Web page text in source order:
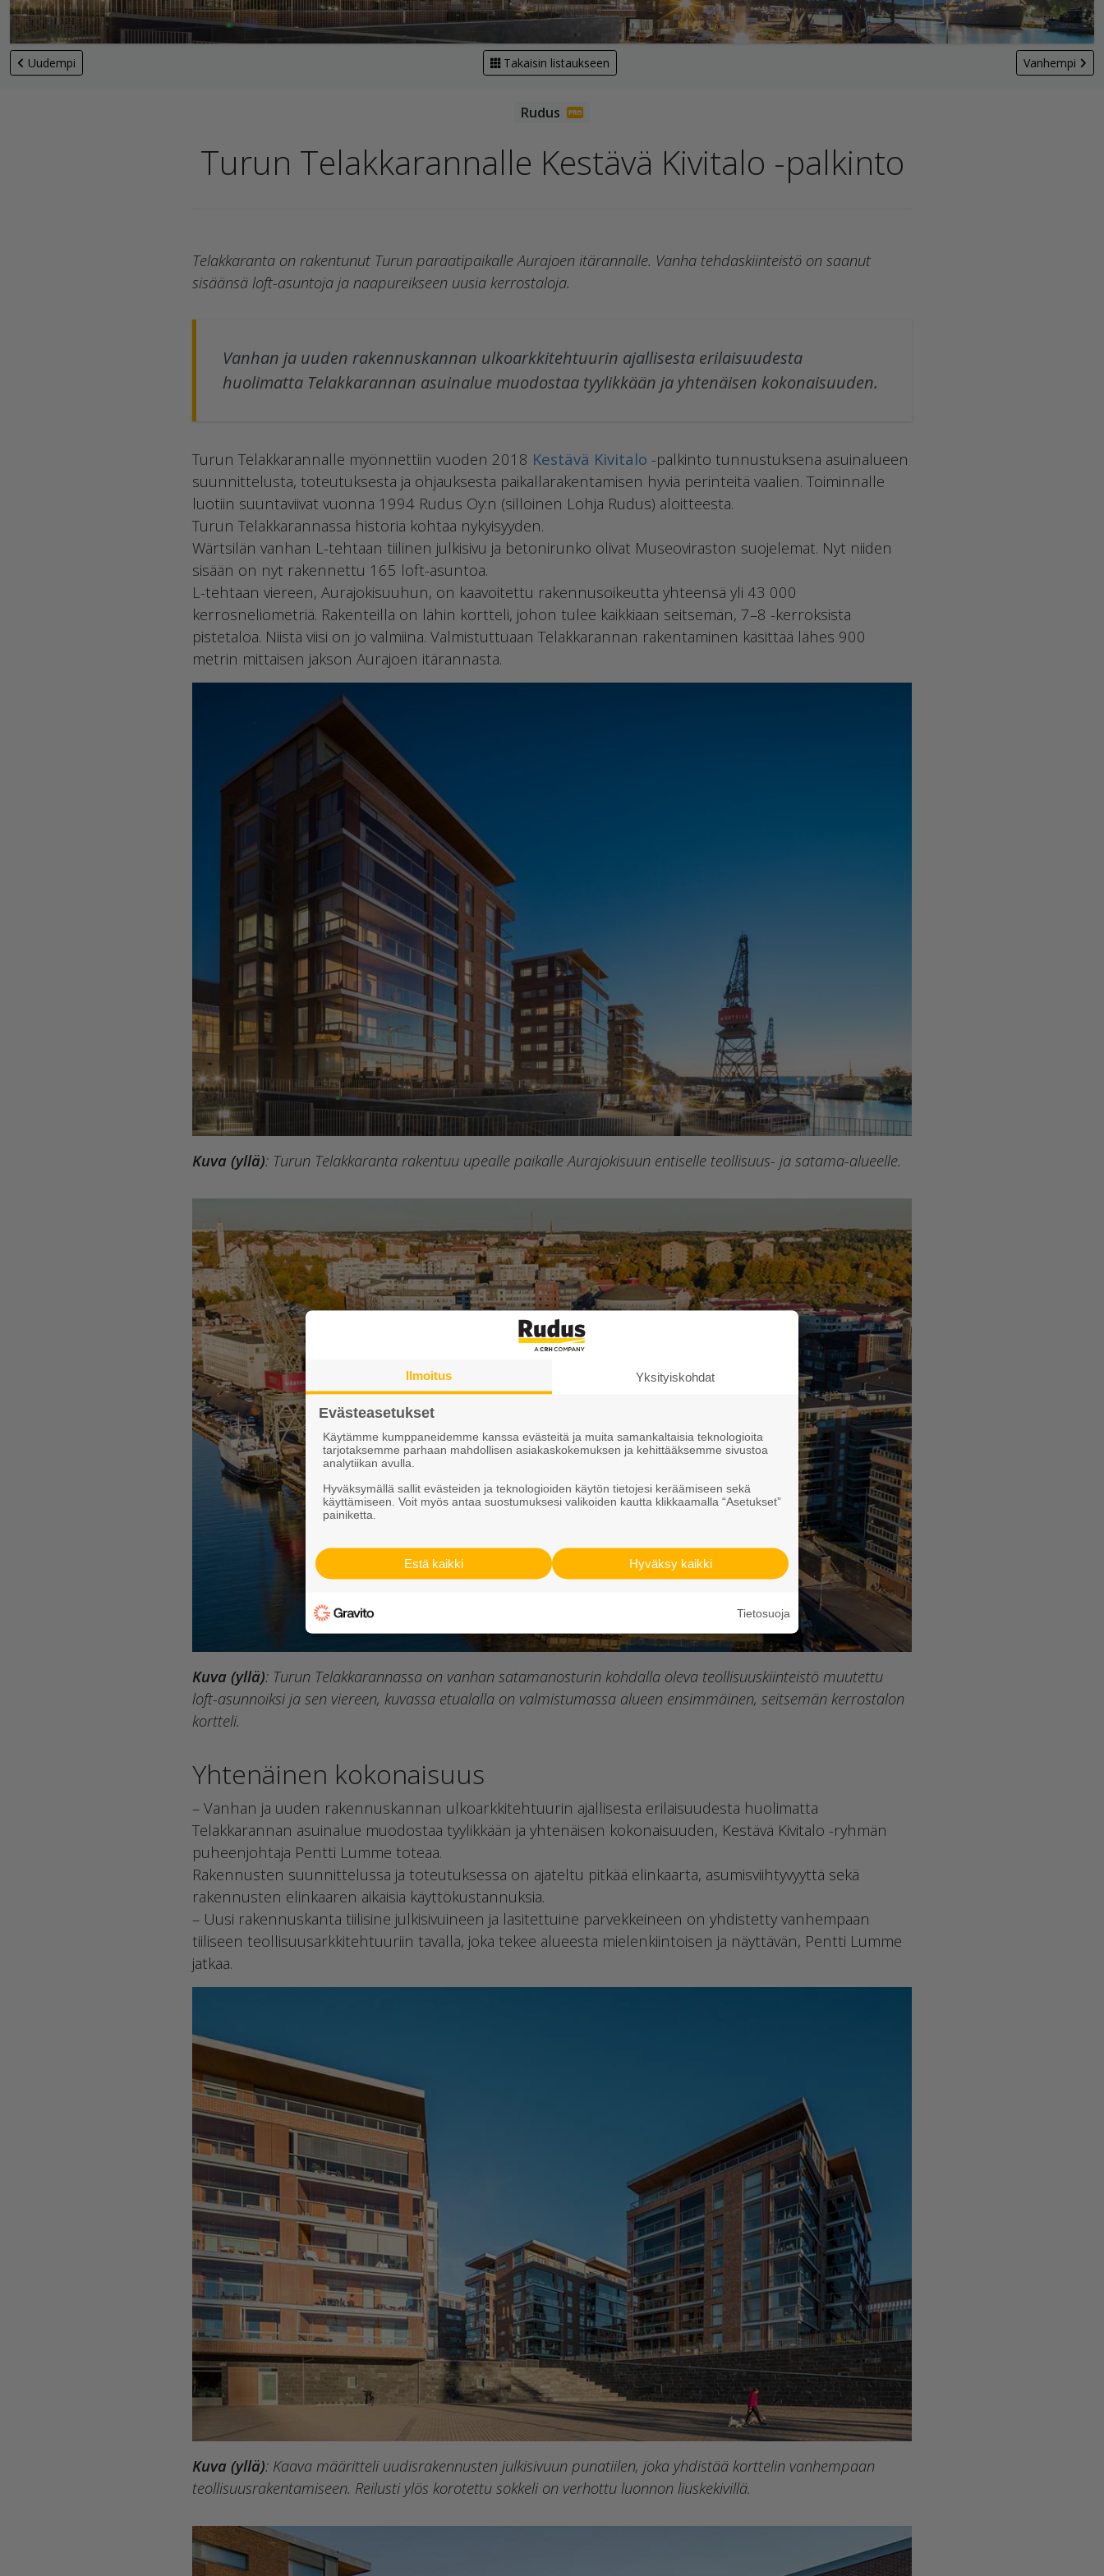
Uudempi Takaisin listaukseen Vanhempi
Turun Telakkarannalle Kestävä Kivitalo -palkinto
Telakkaranta on rakentunut Turun paraatipaikalle Aurajoen itärannalle. Vanha tehdaskiinteistö on saanut
sisäänsä loft-asuntoja ja naapureikseen uusia kerrostaloja.
Vanhan ja uuden rakennuskannan ulkoarkkitehtuurin ajallisesta erilaisuudesta
huolimatta Telakkarannan asuinalue muodostaa tyylikkään ja yhtenäisen kokonaisuuden.
Turun Telakkarannalle myönnettiin vuoden 2018 Kestävä Kivitalo -palkinto tunnustuksena asuinalueen
suunnittelusta, toteutuksesta ja ohjauksesta paikallarakentamisen hyviä perinteitä vaalien. Toiminnalle
luotiin suuntaviivat vuonna 1994 Rudus Oy:n (silloinen Lohja Rudus) aloitteesta.
Turun Telakkarannassa historia kohtaa nykyisyyden.
Wärtsilän vanhan L-tehtaan tiilinen julkisivu ja betonirunko olivat Museoviraston suojelemat. Nyt niiden
sisään on nyt rakennettu 165 loft-asuntoa.
L-tehtaan viereen, Aurajokisuuhun, on kaavoitettu rakennusoikeutta yhteensä yli 43 000
kerrosneliömetriä. Rakenteilla on lähin kortteli, johon tulee kaikkiaan seitsemän, 7–8 -kerroksista
pistetaloa. Niistä viisi on jo valmiina. Valmistuttuaan Telakkarannan rakentaminen käsittää lähes 900
metrin mittaisen jakson Aurajoen itärannasta.
Kuva (yllä): Turun Telakkaranta rakentuu upealle paikalle Aurajokisuun entiselle teollisuus- ja satama-alueelle.
Kuva (yllä): Turun Telakkarannassa on vanhan satamanosturin kohdalla oleva teollisuuskiinteistö muutettu
loft-asunnoiksi ja sen viereen, kuvassa etualalla on valmistumassa alueen ensimmäinen, seitsemän kerrostalon
kortteli.
Yhtenäinen kokonaisuus
– Vanhan ja uuden rakennuskannan ulkoarkkitehtuurin ajallisesta erilaisuudesta huolimatta
Telakkarannan asuinalue muodostaa tyylikkään ja yhtenäisen kokonaisuuden, Kestävä Kivitalo -ryhmän
puheenjohtaja Pentti Lumme toteaa.
Rakennusten suunnittelussa ja toteutuksessa on ajateltu pitkää elinkaarta, asumisviihtyvyyttä sekä
rakennusten elinkaaren aikaisia käyttökustannuksia.
– Uusi rakennuskanta tiilisine julkisivuineen ja lasitettuine parvekkeineen on yhdistetty vanhempaan
tiiliseen teollisuusarkkitehtuuriin tavalla, joka tekee alueesta mielenkiintoisen ja näyttävän, Pentti Lumme
jatkaa.
Kuva (yllä): Kaava määritteli uudisrakennusten julkisivuun punatiilen, joka yhdistää korttelin vanhempaan
teollisuusrakentamiseen. Reilusti ylös korotettu sokkeli on verhottu luonnon liuskekivillä.
Ilmoitus Yksityiskohdat
Evästeasetukset
Käytämme kumppaneidemme kanssa evästeitä ja muita samankaltaisia teknologioita
tarjotaksemme parhaan mahdollisen asiakaskokemuksen ja kehittääksemme sivustoa
analytiikan avulla.
Hyväksymällä sallit evästeiden ja teknologioiden käytön tietojesi keräämiseen sekä
käyttämiseen. Voit myös antaa suostumuksesi valikoiden kautta klikkaamalla “Asetukset”
painiketta.
Hyväksy kaikki
Estä kaikki
Tietosuoja